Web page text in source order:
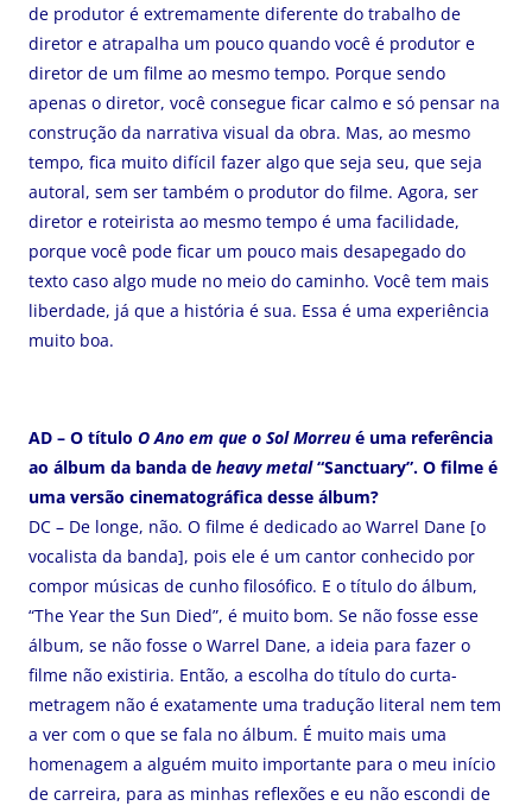
de produtor é extremamente diferente do trabalho de
diretor e atrapalha um pouco quando você é produtor e
diretor de um filme ao mesmo tempo. Porque sendo
apenas o diretor, você consegue ficar calmo e só pensar na
construção da narrativa visual da obra. Mas, ao mesmo
tempo, fica muito difícil fazer algo que seja seu, que seja
autoral, sem ser também o produtor do filme. Agora, ser
diretor e roteirista ao mesmo tempo é uma facilidade,
porque você pode ficar um pouco mais desapegado do
texto caso algo mude no meio do caminho. Você tem mais
liberdade, já que a história é sua. Essa é uma experiência
muito boa.
AD – O título O Ano em que o Sol Morreué uma referência
ao álbum da banda de heavy metal“Sanctuary”. O filme é
uma versão cinematográfica desse álbum?
DC – De longe, não. O filme é dedicado ao Warrel Dane [o
vocalista da banda], pois ele é um cantor conhecido por
compor músicas de cunho filosófico. E o título do álbum,
“The Year the Sun Died”, é muito bom. Se não fosse esse
álbum, se não fosse o Warrel Dane, a ideia para fazer o
filme não existiria. Então, a escolha do título do curta-
metragem não é exatamente uma tradução literal nem tem
a ver com o que se fala no álbum. É muito mais uma
homenagem a alguém muito importante para o meu início
de carreira, para as minhas reflexões e eu não escondi de